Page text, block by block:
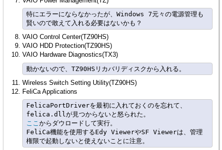
特にエラーにならなかったが、Windows 7元々の電源管理も
VAIO Control Center(TZ90HS)
VAIO HDD Protection(TZ90HS)
VAIO Hardware Diagnostics(TX3)
Wireless Switch Setting Utility(TZ90HS)
FeliCa Applications
FelicaPortDriverを最初に入れておくのを忘れて、
ここ からダウロードして実行。
FeliCa機能を使用するEdy ViewerやSF Viewerは、管理